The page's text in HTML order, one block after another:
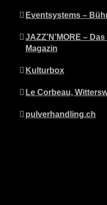
Eventsystems –
JAZZ’N’MORE –
Magazin
Kulturbox
Le Corbeau,
pulverhandling.ch